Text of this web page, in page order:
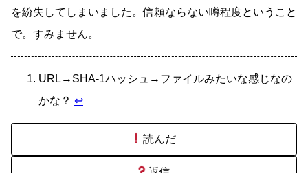
を紛失してしまいました。信頼ならない噂程度ということ
で。すみません。
URL→SHA-1ハッシュ→ファイルみたいな感じなの
かな？ ↩
読んだ